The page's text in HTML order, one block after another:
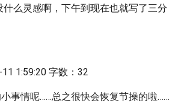
么灵感啊，下午到现在也就写了三分
1:59:20 字数：32
事情呢……总之很快会恢复节操的啦……